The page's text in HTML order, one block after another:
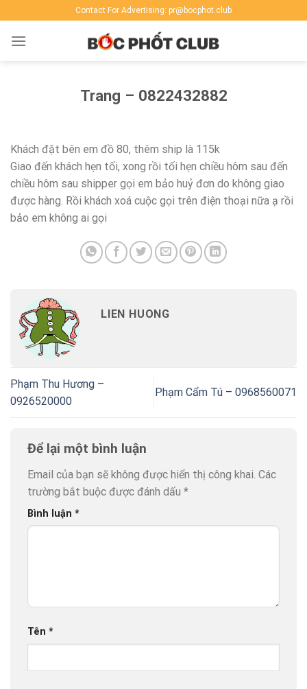
to
content
Contact For Advertising: pr@bocphot.club
Trang – 0822432882
Khách đặt bên em đồ 80, thêm ship là 115k
Giao đến khách hẹn tối, xong rồi tối hẹn chiều hôm sau đến
chiều hôm sau shipper gọi em bảo huỷ đơn do không giao
được hàng. Rồi khách xoá cuộc gọi trên điện thoại nữa ạ rồi
bảo em không ai gọi
LIEN HUONG
Phạm Thu Hương –
0926520000
Phạm Cẩm Tú – 0968560071
Để lại một bình luận
Email của bạn sẽ không được hiển thị công khai. Các
trường bắt buộc được đánh dấu *
Bình luận *
Tên *